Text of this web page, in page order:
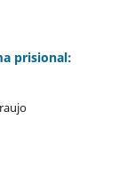
prisional: